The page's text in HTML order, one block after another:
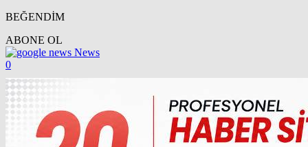
BEĞENDİM
ABONE OL
News
0